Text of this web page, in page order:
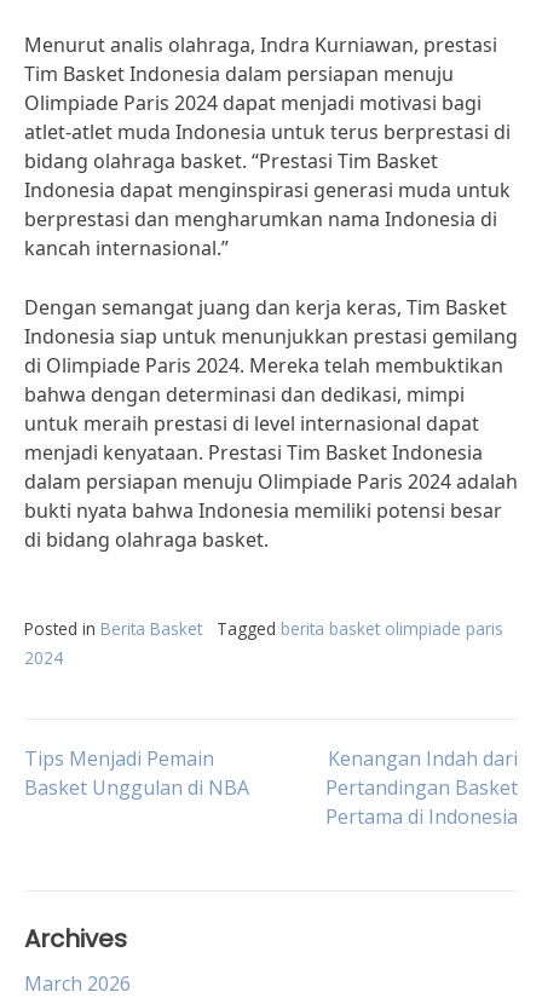
Menurut analis olahraga, Indra Kurniawan, prestasi
Tim Basket Indonesia dalam persiapan menuju
Olimpiade Paris 2024 dapat menjadi motivasi bagi
atlet-atlet muda Indonesia untuk terus berprestasi di
bidang olahraga basket. “Prestasi Tim Basket
Indonesia dapat menginspirasi generasi muda untuk
berprestasi dan mengharumkan nama Indonesia di
kancah internasional.”
Dengan semangat juang dan kerja keras, Tim Basket
Indonesia siap untuk menunjukkan prestasi gemilang
di Olimpiade Paris 2024. Mereka telah membuktikan
bahwa dengan determinasi dan dedikasi, mimpi
untuk meraih prestasi di level internasional dapat
menjadi kenyataan. Prestasi Tim Basket Indonesia
dalam persiapan menuju Olimpiade Paris 2024 adalah
bukti nyata bahwa Indonesia memiliki potensi besar
di bidang olahraga basket.
Posted in Berita Basket Tagged berita basket olimpiade paris
2024
Post
Tips Menjadi Pemain
Basket Unggulan di NBA
Kenangan Indah dari
Pertandingan Basket
Pertama di Indonesia
Archives
March 2026